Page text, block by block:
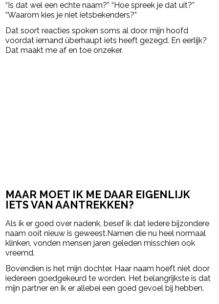
“Is dat wel een echte naam?” “Hoe spreek je dat uit?”
“Waarom kies je niet ietsbekenders?”
Dat soort reacties spoken soms al door mijn hoofd
voordat iemand überhaupt iets heeft gezegd. En eerlijk?
Dat maakt me af en toe onzeker.
MAAR MOET IK ME DAAR EIGENLIJK
IETS VAN AANTREKKEN?
Als ik er goed over nadenk, besef ik dat iedere bijzondere
naam ooit nieuw is geweest.Namen die nu heel normaal
klinken, vonden mensen jaren geleden misschien ook
vreemd.
Bovendien is het mijn dochter. Haar naam hoeft niet door
iedereen goedgekeurd te worden. Het belangrijkste is dat
mijn partner en ik er allebei een goed gevoel bij hebben.